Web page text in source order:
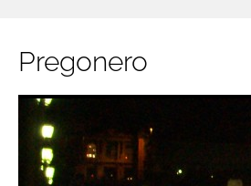
Pregonero